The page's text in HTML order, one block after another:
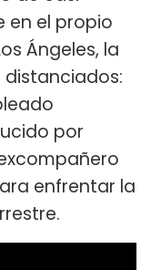
en el propio
Ángeles, la
por
enfrentar la